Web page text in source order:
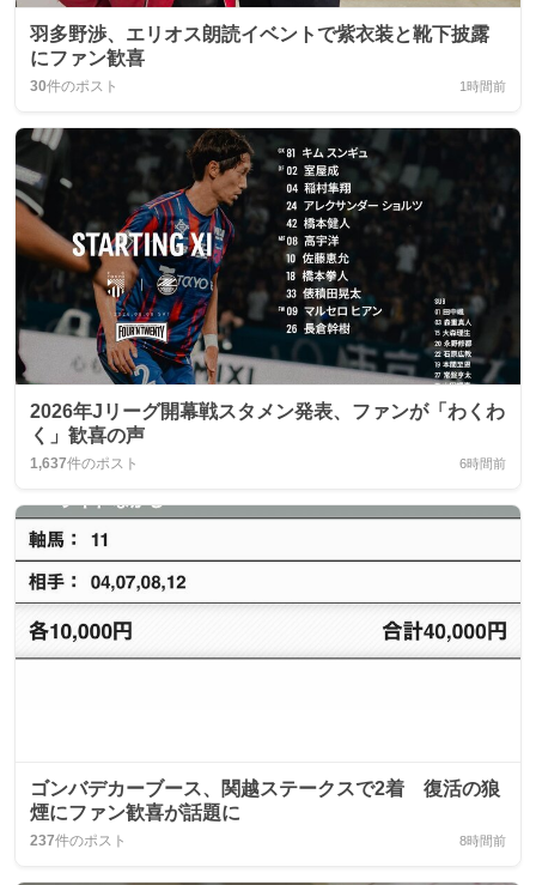
羽多野渉、エリオス朗読イベントで紫衣装と靴下披露
にファン歓喜
30件のポスト 1時間前
2026年Jリーグ開幕戦スタメン発表、ファンが「わくわ
く」歓喜の声
1,637件のポスト 6時間前
ゴンバデカーブース、関越ステークスで2着 復活の狼
煙にファン歓喜が話題に
237件のポスト 8時間前